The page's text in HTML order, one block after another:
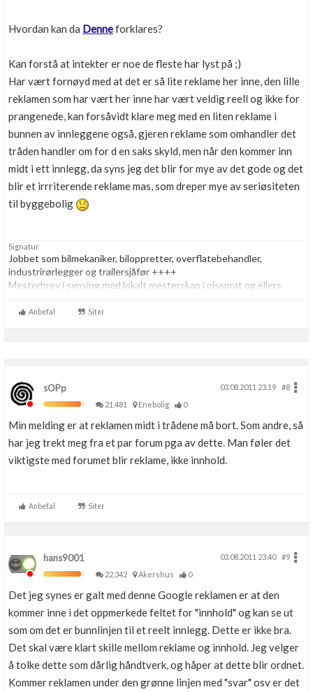
Hvordan kan da Denneforklares?
Kan forstå at intekter er noe de fleste har lyst på ;)
Har vært fornøyd med at det er så lite reklame her inne, den lille
reklamen som har vært her inne har vært veldig reell og ikke for
prangenede, kan forsåvidt klare meg med en liten reklame i
bunnen av innleggene også, gjeren reklame som omhandler det
tråden handler om for d en saks skyld, men når den kommer inn
midt i ett innlegg, da syns jeg det blir for mye av det gode og det
blir et irrriterende reklame mas, som dreper mye av seriøsiteten
til byggebolig
Signatur
Jobbet som bilmekaniker, biloppretter, overflatebehandler,
industrirørlegger og trailersjåfør ++++
Mesterbrev i synsing med lokalt mesterskap i pissprat og ellers
Anbefal Siter
sOPp 03.08.2011 23.19
#8
21,481
Enebolig 0
Min melding er at reklamen midt i trådene må bort. Som andre, så
har jeg trekt meg fra et par forum pga av dette. Man føler det
viktigste med forumet blir reklame, ikke innhold.
Anbefal Siter
hans9001 03.08.2011 23.40
#9
22,342
Akershus 0
Det jeg synes er galt med denne Google reklamen er at den
kommer inne i det oppmerkede feltet for "innhold" og kan se ut
som om det er bunnlinjen til et reelt innlegg. Dette er ikke bra.
Det skal være klart skille mellom reklame og innhold. Jeg velger
å tolke dette som dårlig håndtverk, og håper at dette blir ordnet.
Kommer reklamen under den grønne linjen med "svar" osv er det